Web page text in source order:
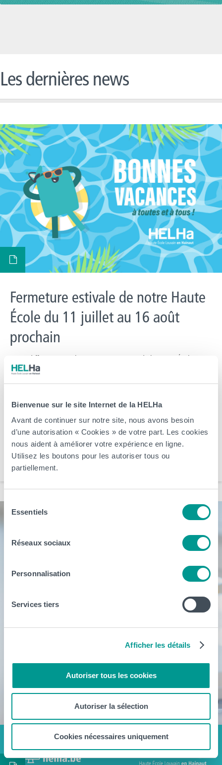
Bienvenue sur le site Internet de la HELHa
Avant de continuer sur notre site, nous avons besoin
d’une autorisation « Cookies » de votre part. Les cookies
nous aident à améliorer votre expérience en ligne.
Utilisez les boutons pour les autoriser tous ou
partiellement.
Sélection
Essentiels
Réseaux sociaux
Personnalisation
Services tiers
Afficher les détails
Autoriser tous les cookies
Autoriser la sélection
Cookies nécessaires uniquement
Les dernières news
Fermeture estivale de notre Haute
École du 11 juillet au 16 août
prochain
> Les différentes implantations et campus de la Haute École sont
fermés jusqu’au 16 août 2026 inclus. Nos équipes prennent un
peu de repos pour vous revenir en pleine forme à la rentrée !
accessible via l’onglet inscription. Il est donc possible de débuter
une inscription pour […]
Arts, Business et Communication CeREF Éducation et Social
Santé et Technologies Médicales Sciences, Technologies et Vivant